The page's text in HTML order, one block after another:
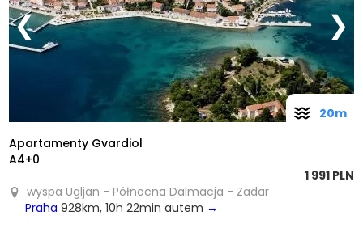
❮ ❯
Apartamenty Gvardiol
A4+0
1 991 PLN
wyspa Ugljan - Północna Dalmacja - Zadar
Praha 928km, 10h 22min autem →
20m